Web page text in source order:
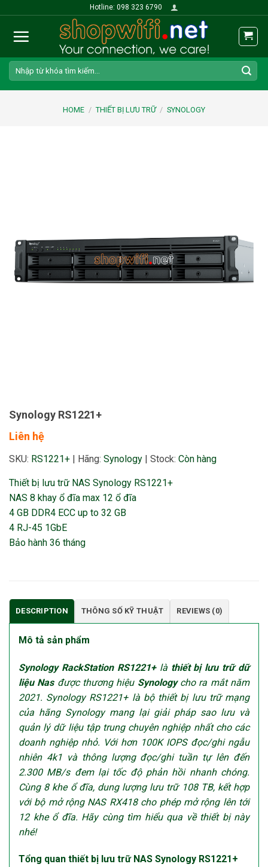
content
Hotline: 098 323 6790
Search
for:
HOME / THIẾT BỊ LƯU TRỮ / SYNOLOGY
Synology RS1221+
Liên hệ
SKU: RS1221+ | Hãng: Synology | Stock: Còn hàng
Thiết bị lưu trữ NAS Synology RS1221+
NAS 8 khay ổ đĩa max 12 ổ đĩa
4 GB DDR4 ECC up to 32 GB
4 RJ-45 1GbE
Bảo hành 36 tháng
DESCRIPTION THÔNG SỐ KỸ THUẬT REVIEWS (0)
Mô tả sản phẩm
Synology RackStation RS1221+ là thiết bị lưu trữ dữ
liệu Nasđược thương hiệu Synologycho ra mắt năm
2021. Synology RS1221+ là bộ thiết bị lưu trữ mạng
của hãng Synology mang lại giải pháp sao lưu và
quản lý dữ liệu tập trung chuyên nghiệp nhất cho các
doanh nghiệp nhỏ. Với hơn 100K IOPS đọc/ghi ngẫu
nhiên 4k1 và thông lượng đọc/ghi tuần tự lên đến
2.300 MB/s đem lại tốc độ phản hồi nhanh chóng.
Cùng 8 khe ổ đĩa, dung lượng lưu trữ 108 TB, kết hợp
với bộ mở rộng NAS RX418 cho phép mở rộng lên tới
12 khe ổ đĩa. Hãy cùng tìm hiểu qua về thiết bị này
nhé!
Tổng quan thiết bị lưu trữ NAS Synology RS1221+